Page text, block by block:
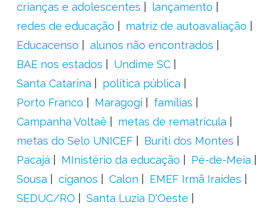
crianças e adolescentes
lançamento
redes de educação
matriz de autoavaliação
Educacenso
alunos não encontrados
BAE nos estados
Undime SC
Santa Catarina
política pública
Porto Franco
Maragogi
famílias
Campanha Voltaê
metas de rematrícula
metas do Selo UNICEF
Buriti dos Montes
Pacajá
MInistério da educação
Pé-de-Meia
Sousa
ciganos Calon
EMEF Irmã Iraídes
SEDUC/RO
Santa Luzia D'Oeste